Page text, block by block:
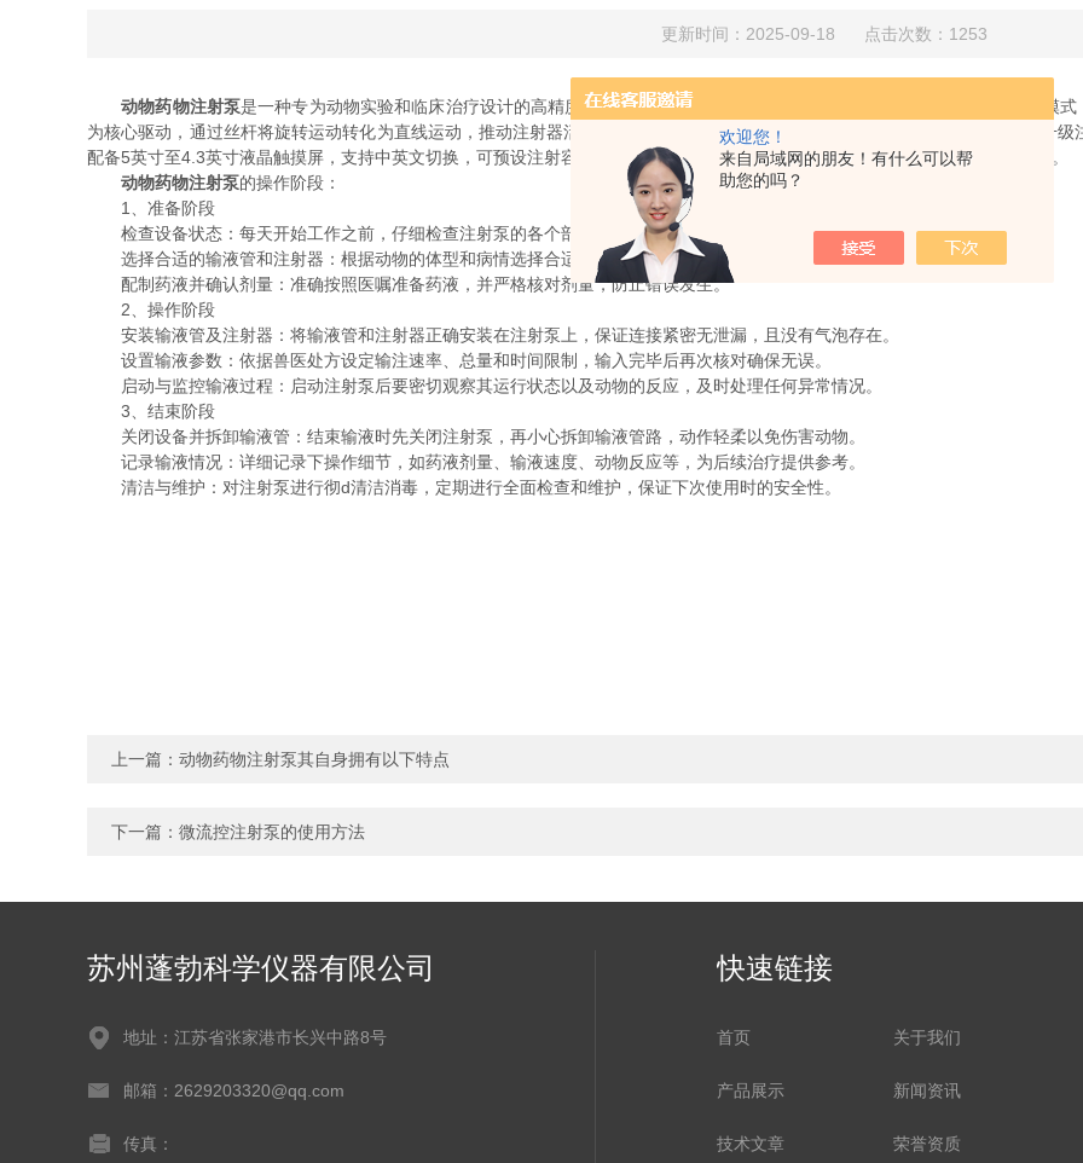
欢迎您！
来自局域网的朋友！有什么可以帮
助您的吗？
更新时间：2025-09-18 点击次数：1253
动物药物注射泵是一种专为动物实验和临床治疗设计的高精度液体输送设备，能够精确控制药物或液体的流速、剂量及注射模
为核心驱动，通过丝杆将旋转运动转化为直线运动，推动注射器活塞实现液体输送。其控制精度可达微升级别，部分型号支持纳升
配备5英寸至4.3英寸液晶触摸屏，支持中英文切换，可预设注射容量、流速、工作模式（如灌注、抽取、单推循环等）及循环次数。
动物药物注射泵的操作阶段：
1、准备阶段
检查设备状态：每天开始工作之前，仔细检查注射泵的各个部件，包括电源线、按键、显示屏等，确保设备能够正常运作。
选择合适的输液管和注射器：根据动物的体型和病情选择合适的输液管和注射器，避免因尺寸不当导致的问题。
配制药液并确认剂量：准确按照医嘱准备药液，并严格核对剂量，防止错误发生。
2、操作阶段
安装输液管及注射器：将输液管和注射器正确安装在注射泵上，保证连接紧密无泄漏，且没有气泡存在。
设置输液参数：依据兽医处方设定输注速率、总量和时间限制，输入完毕后再次核对确保无误。
启动与监控输液过程：启动注射泵后要密切观察其运行状态以及动物的反应，及时处理任何异常情况。
3、结束阶段
关闭设备并拆卸输液管：结束输液时先关闭注射泵，再小心拆卸输液管路，动作轻柔以免伤害动物。
记录输液情况：详细记录下操作细节，如药液剂量、输液速度、动物反应等，为后续治疗提供参考。
清洁与维护：对注射泵进行彻d清洁消毒，定期进行全面检查和维护，保证下次使用时的安全性。
上一篇： 动物药物注射泵其自身拥有以下特点
下一篇： 微流控注射泵的使用方法
苏州蓬勃科学仪器有限公司
地址：江苏省张家港市长兴中路8号
邮箱：2629203320@qq.com
传真：
快速链接
首页 关于我们
产品展示 新闻资讯
技术文章 荣誉资质